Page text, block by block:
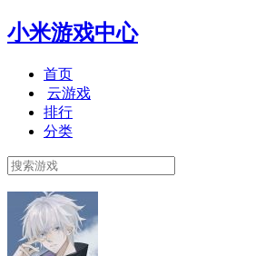
小米游戏中心
首页
云游戏
排行
分类